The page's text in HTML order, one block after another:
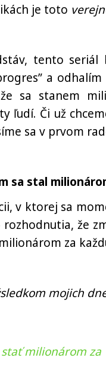
je toto
tento seriál
a
sa stanem
ľudí. Či už
sa v prvom
sa stal
v ktorej sa
že
za
mojich
milionárom